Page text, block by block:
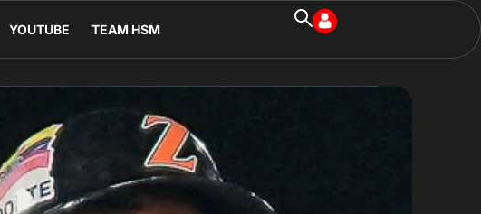
YOUTUBE TEAM HSM